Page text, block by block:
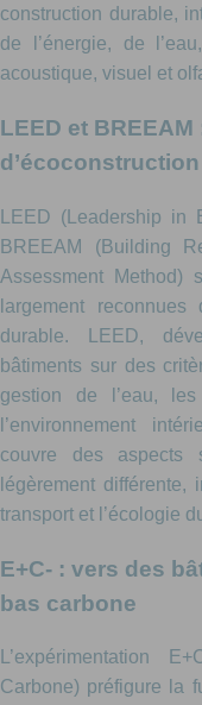
construction durable,
de l’énergie, de
acoustique, visuel et
LEED et
d’écoconstruction
LEED (Leadership
BREEAM (Building
Assessment Method)
largement
durable. LEED,
bâtiments sur des
gestion de l’eau,
l’environnement
couvre des aspects
légèrement
transport et l’écologie
E+C- : vers des
bas carbone
L’expérimentation
Carbone) préfigure la